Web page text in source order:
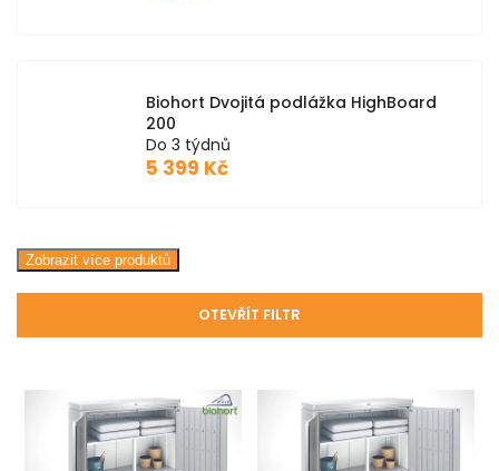
Biohort Dvojitá podlážka HighBoard
200
Do 3 týdnů
5 399 Kč
Zobrazit více produktů
OTEVŘÍT FILTR